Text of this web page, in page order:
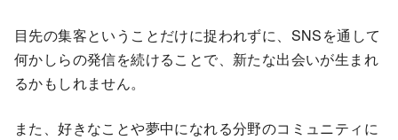
目先の集客ということだけに捉われずに、SNSを通して
何かしらの発信を続けることで、新たな出会いが生まれ
るかもしれません。
また、好きなことや夢中になれる分野のコミュニティに